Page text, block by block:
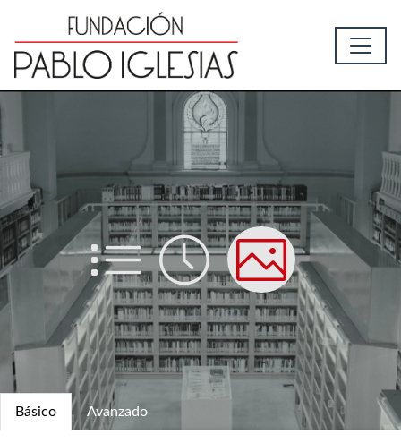
List Time Picture
Básico Avanzado